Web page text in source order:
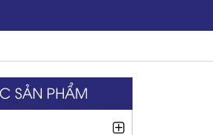
SẢN PHẨM